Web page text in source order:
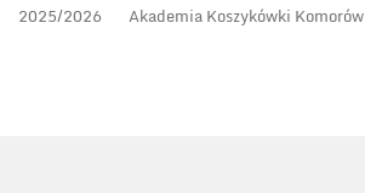
2025/2026 Akademia Koszykówki Komorów